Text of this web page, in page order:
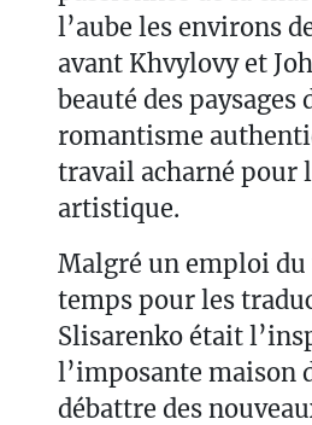
l’aube les environs
avant Khvylovy et
beauté des paysages
romantisme
travail acharné pour
artistique.
Malgré un emploi
temps pour les
Slisarenko était
l’imposante maison
débattre des